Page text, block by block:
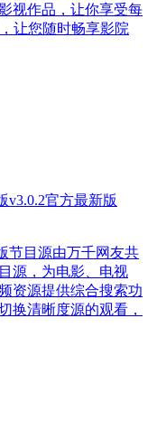
视作品，让你享受每
让您随时畅享影院
v3.0.2官方最新版
节目源由万千网友共
源，为电影、电视
资源提供综合搜索功
换清晰度源的观看，